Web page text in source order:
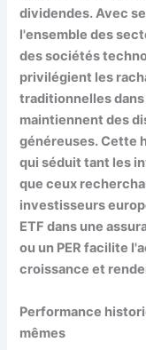
dividendes. Avec
l'ensemble des
des sociétés
privilégient les
traditionnelles
maintiennent des
généreuses. Cette
qui séduit tant les
que ceux
investisseurs
ETF dans une
ou un PER facilite
croissance et
Performance
mêmes